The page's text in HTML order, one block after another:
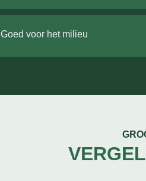
Goed voor het milieu